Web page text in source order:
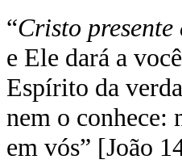
“Cristo
e Ele dará a
Espírito da
nem o conhece:
em vós” [João